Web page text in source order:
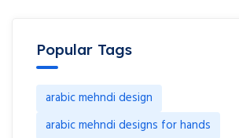
Popular Tags
arabic mehndi design
arabic mehndi designs for hands